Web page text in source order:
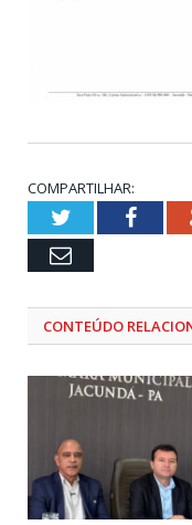
COMPARTILHAR:
Twitter
Email
CONTEÚDO